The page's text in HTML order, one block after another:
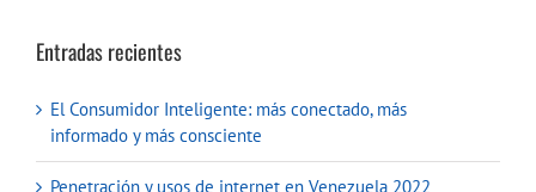
Entradas recientes
El Consumidor Inteligente: más conectado, más
informado y más consciente
Penetración y usos de internet en Venezuela 2022